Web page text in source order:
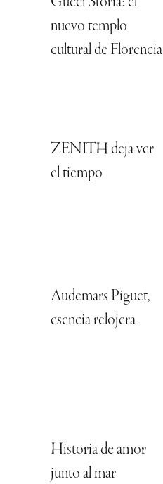
nuevo templo
cultural de Florencia
ZENITH deja ver
el tiempo
Audemars Piguet,
esencia relojera
Historia de amor
junto al mar